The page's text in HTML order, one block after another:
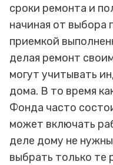
сроки ремонта и
начиная от выбора
приемкой
делая ремонт
могут учитывать
дома. В то время
Фонда часто
может включать
деле дому не
выбрать только те